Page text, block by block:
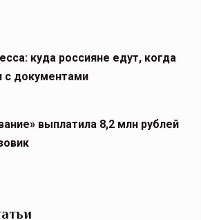
куда россияне едут, когда
с документами
выплатила 8,2 млн рублей